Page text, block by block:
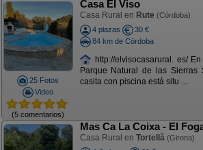
25 Fotos
Video
(5 comentarios)
Casa El Viso
Casa Rural en Rute (Córdoba)
4 plazas
30 €
84 km de Córdoba
http://elvisocasarural. es/
Parque Natural de las Sierras
casita con piscina está situ ...
Mas Ca La Coixa - El
Casa Rural en Tortellà (Girona)